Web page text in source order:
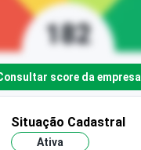
score da empresa
Situação Cadastral
Ativa